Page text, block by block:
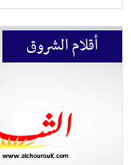
أقلام الشروق